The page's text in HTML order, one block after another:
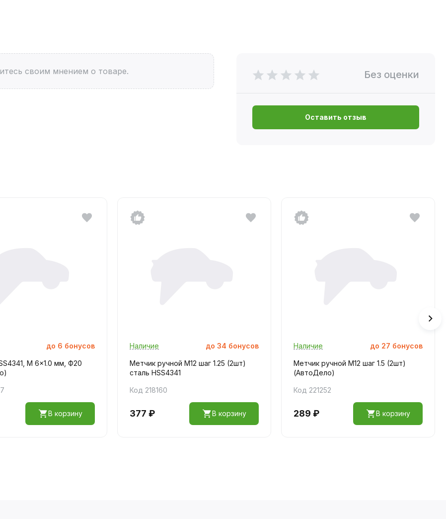
своим мнением о товаре. Без оценки
Оставить отзыв
до 6 бонусов
M 6x1.0 мм, Ф20
В корзину
Наличие до 34 бонусов
Метчик ручной M12 шаг 1.25 (2шт)
сталь HSS4341
Код 218160
377 ₽ В корзину
Наличие до 27 бонусов
Метчик ручной M12 шаг 1.5 (2шт)
(АвтоДело)
Код 221252
289 ₽ В корзину